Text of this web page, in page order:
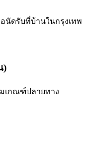
นัดรับที่บ้านในกรุงเทพ
)
เกณฑ์ปลายทาง